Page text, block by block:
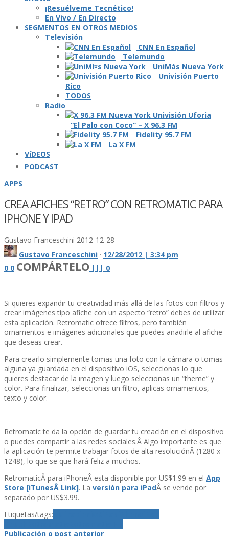
¡Resuélveme Tecnético!
En Vivo / En Directo
SEGMENTOS EN OTROS MEDIOS
Televisión
CNN En Español
Telemundo
UniMás Nueva York
Univisión Puerto
Rico
TODOS
Radio
“El Palo con Coco” – X 96.3 FM
Fidelity 95.7 FM
La X FM
VíDEOS
PODCAST
APPS
CREA AFICHES “RETRO” CON RETROMATIC PARA
IPHONE Y IPAD
Gustavo Franceschini 2012-12-28
Gustavo Franceschini · 12/28/2012 | 3:34 pm
0 0 COMPÁRTELO | | | 0
Si quieres expandir tu creatividad más allá de las fotos con filtros y
crear imágenes tipo afiche con un aspecto “retro” debes de utilizar
esta aplicación. Retromatic ofrece filtros, pero también
ornamentos e imágenes adicionales que puedes añadirle al afiche
que deseas crear.
Para crearlo simplemente tomas una foto con la cámara o tomas
alguna ya guardada en el dispositivo iOS, seleccionas lo que
quieres destacar de la imagen y luego seleccionas un “theme” y
color. Para finalizar, seleccionas un filtro, aplicas ornamentos,
texto y color.
Retromatic te da la opción de guardar tu creación en el dispositivo
o puedes compartir a las redes sociales.Â Algo importante es que
la aplicación te permite trabajar fotos de alta resoluciónÂ (1280 x
1248), lo que se que hará feliz a muchos.
RetromaticÂ para iPhoneÂ esta disponible por US$1.99 en el App
Store [iTunesÂ Link]. La versión para iPadÂ se vende por
separado por US$3.99.
Etiquetas/tags:
Publicación o post anterior